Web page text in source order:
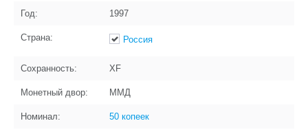
Год: 1997
Страна: Россия
Сохранность: XF
Монетный двор: ММД
Номинал: 50 копеек